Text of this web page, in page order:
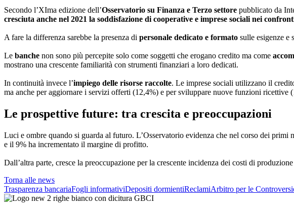
Secondo l’XIma edizione dell’Osservatorio su Finanza e Terzo settore pubblicato da
cresciuta anche nel 2021 la soddisfazione di cooperative e imprese sociali nei
A fare la differenza sarebbe la presenza di personale dedicato e formato sulle esigenze e
Le banche non sono più percepite solo come soggetti che erogano credito ma come
mostrano una crescente familiarità con strumenti finanziari a loro dedicati.
In continuità invece l’impiego delle risorse raccolte. Le imprese sociali utilizzano il
ma anche per aggiornare i servizi offerti (12,4%) e per sviluppare nuove funzioni ricettive
Le prospettive future: tra crescita e preoccupazioni
Luci e ombre quando si guarda al futuro. L’Osservatorio evidenza che nel corso dei
e il 9% ha incrementato il margine di profitto.
Dall’altra parte, cresce la preoccupazione per la crescente incidenza dei costi di
Torna alle news
Trasparenza bancariaFogli informativiDepositi dormientiReclamiArbitro per le